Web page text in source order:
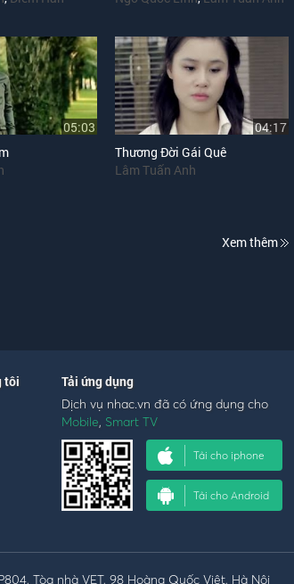
05:03
04:17
Thương Đời Gái Quê
Lâm Tuấn Anh
Xem thêm
tôi Tải ứng dụng
Dịch vụ nhac.vn đã có ứng dụng cho
Mobile, Smart TV
Tải cho iphone
Tải cho Android
Tòa nhà VET, 98 Hoàng Quốc Việt, Hà Nội